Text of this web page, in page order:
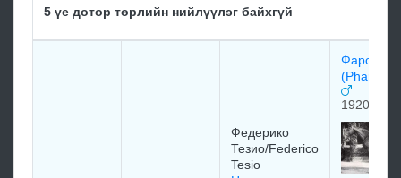
5 үе дотор төрлийн нийлүүлэг байхгүй
Федерико
Тезио/Federico
Tesio
Фарос
(Pharos)
1920